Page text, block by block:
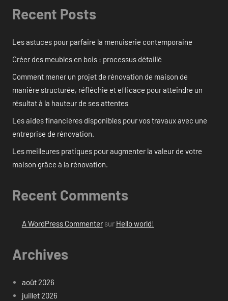
Recent Posts
Les astuces pour parfaire la menuiserie contemporaine
Créer des meubles en bois : processus détaillé
Comment mener un projet de rénovation de maison de
manière structurée, réfléchie et efficace pour atteindre un
résultat à la hauteur de ses attentes
Les aides financières disponibles pour vos travaux avec une
entreprise de rénovation.
Les meilleures pratiques pour augmenter la valeur de votre
maison grâce à la rénovation.
Recent Comments
A WordPress Commentersur Hello world!
Archives
août 2026
juillet 2026